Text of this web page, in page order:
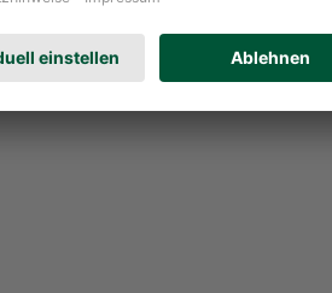
Schicken Sie uns einfach eineE-Mail.